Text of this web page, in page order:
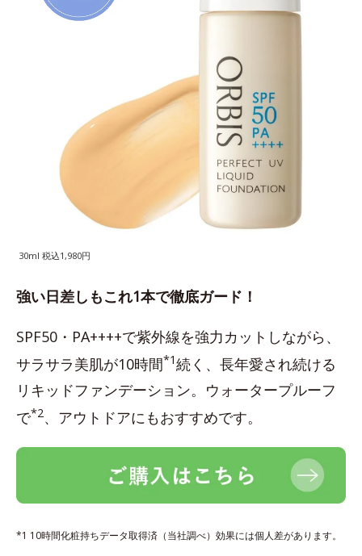
30ml 税込1,980円
強い日差しもこれ1本で徹底ガード！
SPF50・PA++++で紫外線を強力カットしながら、
サラサラ美肌が10時間*1続く、長年愛され続ける
リキッドファンデーション。ウォータープルーフ
で*2、アウトドアにもおすすめです。
*1 10時間化粧持ちデータ取得済（当社調べ）効果には個人差があります。